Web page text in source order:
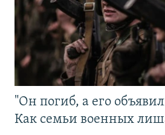
"Он погиб, а его
Как семьи военных